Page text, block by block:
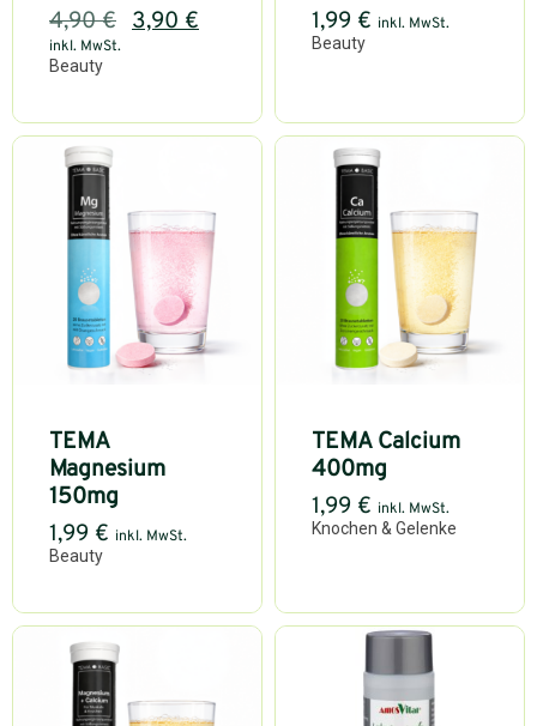
Beauty
4,90€ 3,90 €
inkl. MwSt. Beauty
1,99 € inkl. MwSt.
Beauty
TEMA
Magnesium
150mg
1,99 € inkl. MwSt. Knochen & Gelenke
TEMA Calcium
400mg
1,99 € inkl. MwSt.